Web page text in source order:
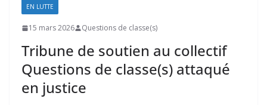
EN LUTTE
15 mars 2026 Questions de classe(s)
Tribune de soutien au collectif
Questions de classe(s) attaqué
en justice